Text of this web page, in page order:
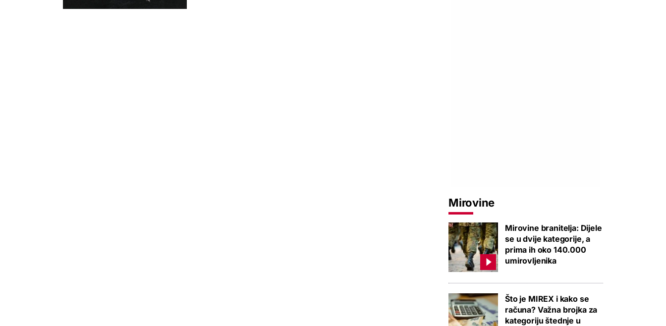
Mirovine
Mirovine branitelja: Dijele
se u dvije kategorije, a
prima ih oko 140.000
umirovljenika
Što je MIREX i kako se
računa? Važna brojka za
kategoriju štednje u